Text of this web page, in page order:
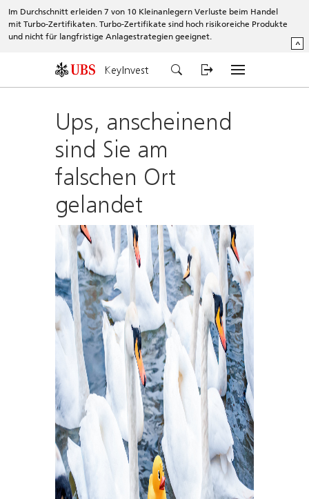
Im Durchschnitt erleiden 7 von 10 Kleinanlegern Verluste beim Handel
mit Turbo-Zertifikaten. Turbo-Zertifikate sind hoch risikoreiche Produkte
und nicht für langfristige Anlagestrategien geeignet.
^
KeyInvest
Ups, anscheinend
sind Sie am
falschen Ort
gelandet